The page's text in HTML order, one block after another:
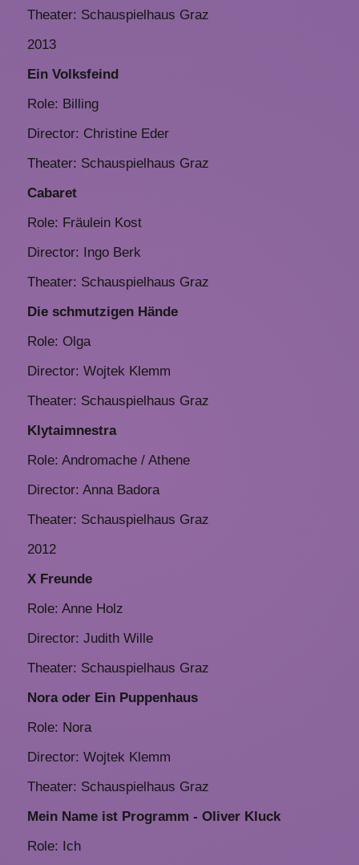
Theater: Schauspielhaus Graz
2013
Ein Volksfeind
Role: Billing
Director: Christine Eder
Theater: Schauspielhaus Graz
Cabaret
Role: Fräulein Kost
Director: Ingo Berk
Theater: Schauspielhaus Graz
Die schmutzigen Hände
Role: Olga
Director: Wojtek Klemm
Theater: Schauspielhaus Graz
Klytaimnestra
Role: Andromache / Athene
Director: Anna Badora
Theater: Schauspielhaus Graz
2012
X Freunde
Role: Anne Holz
Director: Judith Wille
Theater: Schauspielhaus Graz
Nora oder Ein Puppenhaus
Role: Nora
Director: Wojtek Klemm
Theater: Schauspielhaus Graz
Mein Name ist Programm - Oliver Kluck
Role: Ich